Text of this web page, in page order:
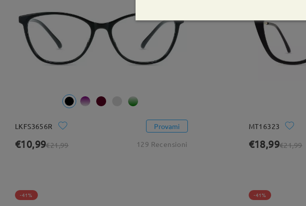
LKFS3656R Provami
€10,99€21,99 129 Recensioni
MT16323
€18,99€21,99
-41% -41%